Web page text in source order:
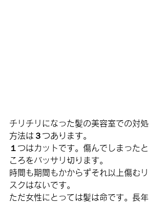
チリチリになった髪の美容室での対処
方法は３つあります。
１つはカットです。傷んでしまったと
ころをバッサリ切ります。
時間も期間もかからずそれ以上傷むリ
スクはないです。
ただ女性にとっては髪は命です。長年